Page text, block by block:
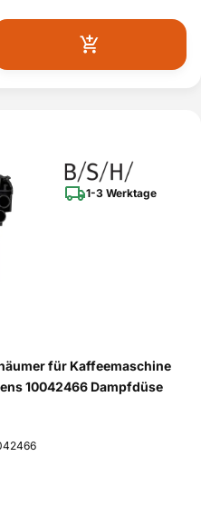
1-3 Werktage
für Kaffeemaschine
10042466 Dampfdüse